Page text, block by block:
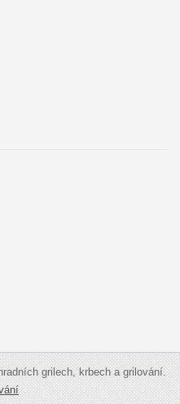
grilech, krbech a grilování.